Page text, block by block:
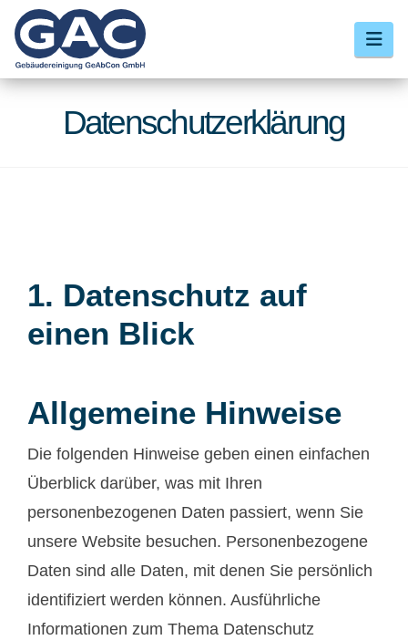
Datenschutzerklärung
1. Datenschutz auf
einen Blick
Allgemeine Hinweise
Die folgenden Hinweise geben einen einfachen
Überblick darüber, was mit Ihren
personenbezogenen Daten passiert, wenn Sie
unsere Website besuchen. Personenbezogene
Daten sind alle Daten, mit denen Sie persönlich
identifiziert werden können. Ausführliche
Informationen zum Thema Datenschutz